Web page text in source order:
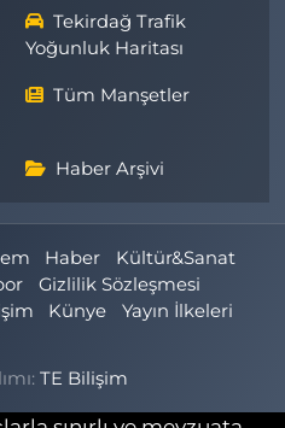
Tekirdağ Trafik
Yoğunluk Haritası
Tüm Manşetler
Haber Arşivi
Haber
Kültür&Sanat
Gizlilik Sözleşmesi
Künye Yayın İlkeleri
TE Bilişim